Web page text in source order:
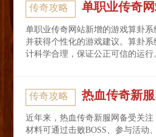
传奇攻略 单职业传奇
单职业传奇网站新增的游戏算卦
并获得个性化的游戏建议。算卦
计科学合理，保证公正可信的运行
传奇攻略 热血传奇新
近年来，热血传奇新服网备受关
材料可通过击败BOSS、参与活动